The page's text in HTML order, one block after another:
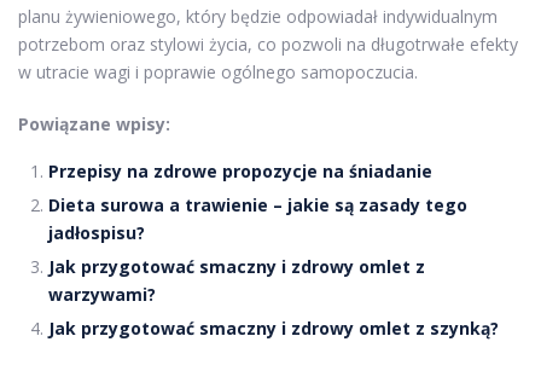
planu żywieniowego, który będzie odpowiadał indywidualnym
potrzebom oraz stylowi życia, co pozwoli na długotrwałe efekty
w utracie wagi i poprawie ogólnego samopoczucia.
Powiązane wpisy:
Przepisy na zdrowe propozycje na śniadanie
Dieta surowa a trawienie – jakie są zasady tego
jadłospisu?
Jak przygotować smaczny i zdrowy omlet z
warzywami?
Jak przygotować smaczny i zdrowy omlet z szynką?